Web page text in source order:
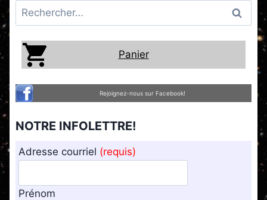
Rechercher :
Panier
Rejoignez-nous sur Facebook!
NOTRE INFOLETTRE!
Adresse courriel (requis)
Prénom